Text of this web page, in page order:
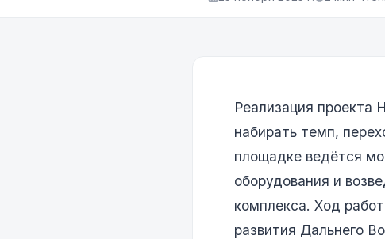
Реализация проекта
набирать темп,
площадке ведётся
оборудования и
комплекса. Ход
развития Дальнего